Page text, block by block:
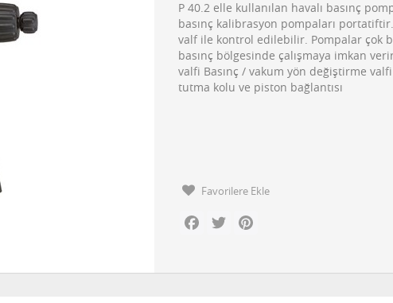
P 40.2 elle kullanılan havalı basınç
basınç kalibrasyon pompaları
valf ile kontrol edilebilir. Pompalar çok
basınç bölgesinde çalışmaya imkan
valfi Basınç / vakum yön değiştirme
tutma kolu ve piston bağlantısı
Favorilere Ekle
Facebook
Twitter